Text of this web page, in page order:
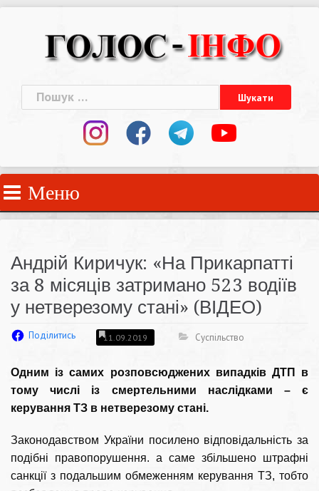
Пошук:
Меню
Андрій Киричук: «На Прикарпатті
за 8 місяців затримано 523 водіїв
у нетверезому стані» (ВІДЕО)
Поділитись 11.09.2019 Суспільство
Одним із самих розповсюджених випадків ДТП в
тому числі із смертельними наслідками – є
керування ТЗ в нетверезому стані.
Законодавством України посилено відповідальність за
подібні правопорушення. а саме збільшено штрафні
санкції з подальшим обмеженням керування ТЗ, тобто